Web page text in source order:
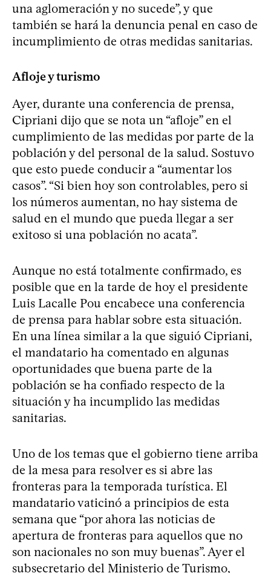
una aglomeración y no sucede”, y que
también se hará la denuncia penal en caso de
incumplimiento de otras medidas sanitarias.
Afloje y turismo
Ayer, durante una conferencia de prensa,
Cipriani dijo que se nota un “afloje” en el
cumplimiento de las medidas por parte de la
población y del personal de la salud. Sostuvo
que esto puede conducir a “aumentar los
casos”. “Si bien hoy son controlables, pero si
los números aumentan, no hay sistema de
salud en el mundo que pueda llegar a ser
exitoso si una población no acata”.
Aunque no está totalmente confirmado, es
posible que en la tarde de hoy el presidente
Luis Lacalle Pou encabece una conferencia
de prensa para hablar sobre esta situación.
En una línea similar a la que siguió Cipriani,
el mandatario ha comentado en algunas
oportunidades que buena parte de la
población se ha confiado respecto de la
situación y ha incumplido las medidas
sanitarias.
Uno de los temas que el gobierno tiene arriba
de la mesa para resolver es si abre las
fronteras para la temporada turística. El
mandatario vaticinó a principios de esta
semana que “por ahora las noticias de
apertura de fronteras para aquellos que no
son nacionales no son muy buenas”. Ayer el
subsecretario del Ministerio de Turismo,